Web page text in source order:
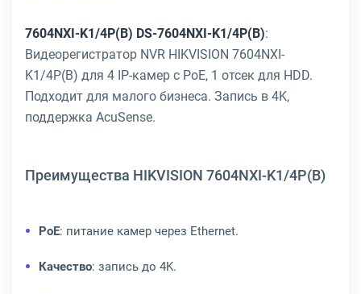
7604NXI-K1/4P(B) DS-7604NXI-K1/4P(B):
Видеорегистратор NVR HIKVISION 7604NXI-
K1/4P(B) для 4 IP-камер с PoE, 1 отсек для HDD.
Подходит для малого бизнеса. Запись в 4K,
поддержка AcuSense.
Преимущества HIKVISION 7604NXI-K1/4P(B)
PoE: питание камер через Ethernet.
Качество: запись до 4K.